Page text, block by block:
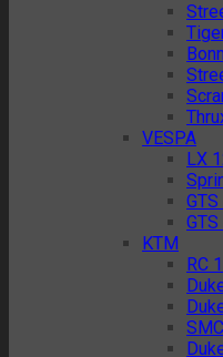
VESPA
LX
KTM
RC